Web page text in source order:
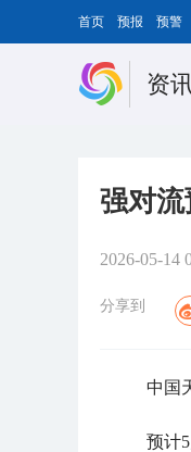
首页 预报 预警
资
强对
2026-05-14
分享到
中国
预计